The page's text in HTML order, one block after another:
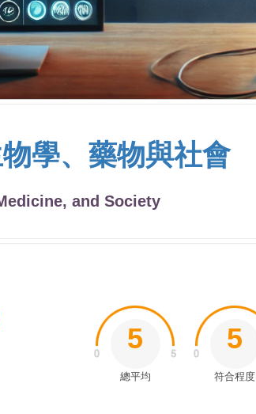
學、藥物與社會
and Society
5
符合程度
5
總平均